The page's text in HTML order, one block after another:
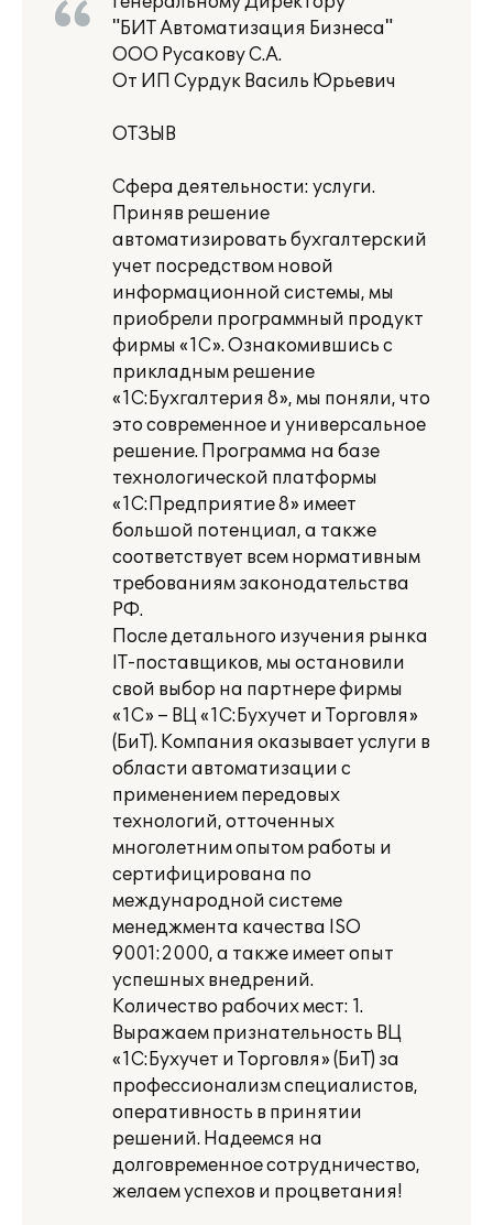
"БИТ Автоматизация Бизнеса"
ООО Русакову С.А.
От ИП Сурдук Василь Юрьевич
ОТЗЫВ
Сфера деятельности: услуги.
Приняв решение
автоматизировать бухгалтерский
учет посредством новой
информационной системы, мы
приобрели программный продукт
фирмы «1С». Ознакомившись с
прикладным решение
«1С:Бухгалтерия 8», мы поняли, что
это современное и универсальное
решение. Программа на базе
технологической платформы
«1С:Предприятие 8» имеет
большой потенциал, а также
соответствует всем нормативным
требованиям законодательства
РФ.
После детального изучения рынка
IT-поставщиков, мы остановили
свой выбор на партнере фирмы
«1С» – ВЦ «1С:Бухучет и Торговля»
(БиТ). Компания оказывает услуги в
области автоматизации с
применением передовых
технологий, отточенных
многолетним опытом работы и
сертифицирована по
международной системе
менеджмента качества ISO
9001:2000, а также имеет опыт
успешных внедрений.
Количество рабочих мест: 1.
Выражаем признательность ВЦ
«1С:Бухучет и Торговля» (БиТ) за
профессионализм специалистов,
оперативность в принятии
решений. Надеемся на
долговременное сотрудничество,
желаем успехов и процветания!